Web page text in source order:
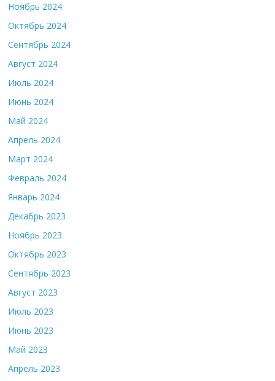
Ноябрь 2024
Октябрь 2024
Сентябрь 2024
Август 2024
Июль 2024
Июнь 2024
Май 2024
Апрель 2024
Март 2024
Февраль 2024
Январь 2024
Декабрь 2023
Ноябрь 2023
Октябрь 2023
Сентябрь 2023
Август 2023
Июль 2023
Июнь 2023
Май 2023
Апрель 2023